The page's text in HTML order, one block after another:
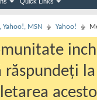
MSN Yahoo!
răspundeți